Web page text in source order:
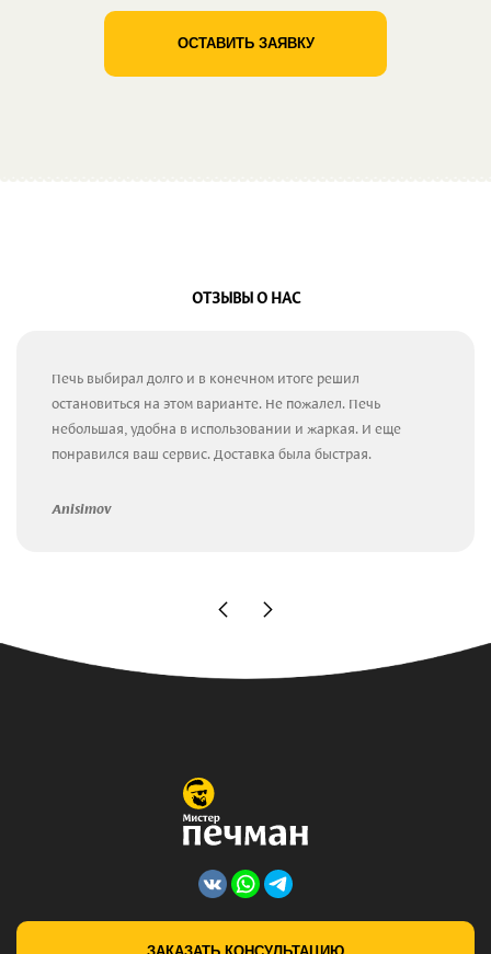
ОСТАВИТЬ ЗАЯВКУ
ОТЗЫВЫ О НАС
Печь выбирал долго и в конечном итоге решил
остановиться на этом варианте. Не пожалел. Печь
небольшая, удобна в использовании и жаркая. И еще
понравился ваш сервис. Доставка была быстрая.
Anisimov